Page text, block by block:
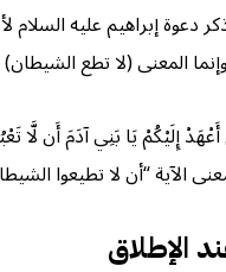
دعوة إبراهيم عليه
المعنى (لا تطع
إِلَيْكُمْ يَا بَنِي آدَمَ أَن لَّا
معنى الآية “أن لا تطيعوا
الإطلاق